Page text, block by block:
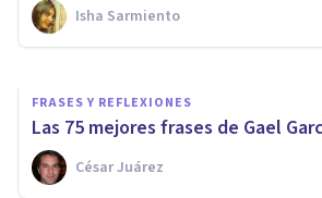
Isha Sarmiento
Miguel Zahonero Bermejo
FRASES Y REFLEXIONES
Las 75 mejores frases de Gael
César Juárez